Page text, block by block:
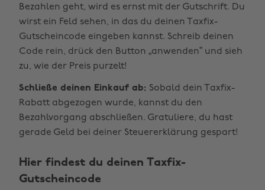
Bezahlen geht, wird es ernst mit der Gutschrift. Du
wirst ein Feld sehen, in das du deinen Taxfix-
Gutscheincode eingeben kannst. Schreib deinen
Code rein, drück den Button „anwenden” und sieh
zu, wie der Preis purzelt!
Schließe deinen Einkauf ab: Sobald dein Taxfix-
Rabatt abgezogen wurde, kannst du den
Bezahlvorgang abschließen. Gratuliere, du hast
gerade Geld bei deiner Steuererklärung gespart!
Hier findest du deinen Taxfix-
Gutscheincode